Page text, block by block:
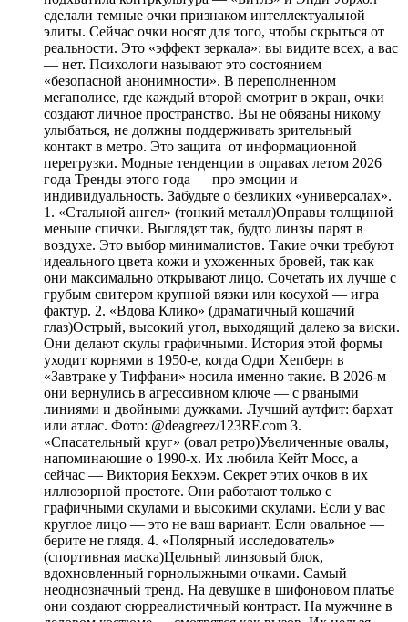
сделали темные очки признаком интеллектуальной
элиты. Сейчас очки носят для того, чтобы скрыться от
реальности. Это «эффект зеркала»: вы видите всех, а вас
— нет. Психологи называют это состоянием
«безопасной анонимности». В переполненном
мегаполисе, где каждый второй смотрит в экран, очки
создают личное пространство. Вы не обязаны никому
улыбаться, не должны поддерживать зрительный
контакт в метро. Это защита от информационной
перегрузки. Модные тенденции в оправах летом 2026
года Тренды этого года — про эмоции и
индивидуальность. Забудьте о безликих «универсалах».
1. «Стальной ангел» (тонкий металл)Оправы толщиной
меньше спички. Выглядят так, будто линзы парят в
воздухе. Это выбор минималистов. Такие очки требуют
идеального цвета кожи и ухоженных бровей, так как
они максимально открывают лицо. Сочетать их лучше с
грубым свитером крупной вязки или косухой — игра
фактур. 2. «Вдова Клико» (драматичный кошачий
глаз)Острый, высокий угол, выходящий далеко за виски.
Они делают скулы графичными. История этой формы
уходит корнями в 1950-е, когда Одри Хепберн в
«Завтраке у Тиффани» носила именно такие. В 2026-м
они вернулись в агрессивном ключе — с рваными
линиями и двойными дужками. Лучший аутфит: бархат
или атлас. Фото: @deagreez/123RF.com 3.
«Спасательный круг» (овал ретро)Увеличенные овалы,
напоминающие о 1990-х. Их любила Кейт Мосс, а
сейчас — Виктория Бекхэм. Секрет этих очков в их
иллюзорной простоте. Они работают только с
графичными скулами и высокими скулами. Если у вас
круглое лицо — это не ваш вариант. Если овальное —
берите не глядя. 4. «Полярный исследователь»
(спортивная маска)Цельный линзовый блок,
вдохновленный горнолыжными очками. Самый
неоднозначный тренд. На девушке в шифоновом платье
они создают сюрреалистичный контраст. На мужчине в